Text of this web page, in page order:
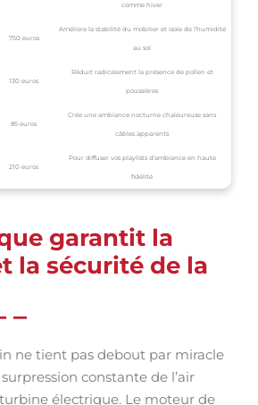
comme hiver
750 euros
Améliore la stabilité du mobilier et isole de l’humidité
au sol
130 euros
Réduit radicalement la présence de pollen et
poussières
85 euros
Crée une ambiance nocturne chaleureuse sans
câbles apparents
210 euros
Pour diffuser vos playlists d’ambiance en haute
fidélité
garantit la
la sécurité de la
ne tient pas debout par miracle
constante de l’air
électrique. Le moteur de